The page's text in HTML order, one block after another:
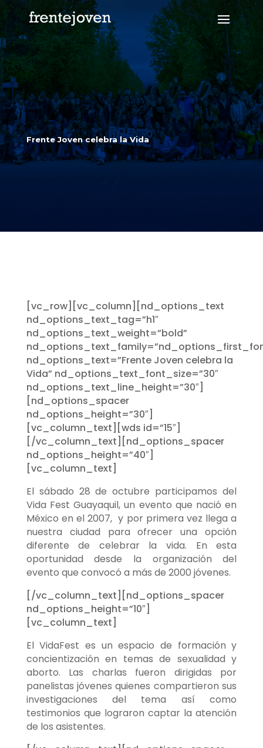
Frente Joven celebra la Vida
[vc_row][vc_column][nd_options_text
nd_options_text_tag=”h1″
nd_options_text_weight=”bold”
nd_options_text=”Frente Joven celebra la
Vida” nd_options_text_font_size=”30″
nd_options_text_line_height=”30″]
[nd_options_spacer
nd_options_height=”30″]
[vc_column_text][wds id=”15″]
[/vc_column_text][nd_options_spacer
nd_options_height=”40″]
[vc_column_text]
El sábado 28 de octubre participamos del
Vida Fest Guayaquil, un evento que nació en
México en el 2007, y por primera vez llega a
nuestra ciudad para ofrecer una opción
diferente de celebrar la vida. En esta
oportunidad desde la organización del
evento que convocó a más de 2000 jóvenes.
[/vc_column_text][nd_options_spacer
nd_options_height=”10″]
[vc_column_text]
El VidaFest es un espacio de formación y
concientización en temas de sexualidad y
aborto. Las charlas fueron dirigidas por
panelistas jóvenes quienes compartieron sus
investigaciones del tema así como
testimonios que lograron captar la atención
de los asistentes.